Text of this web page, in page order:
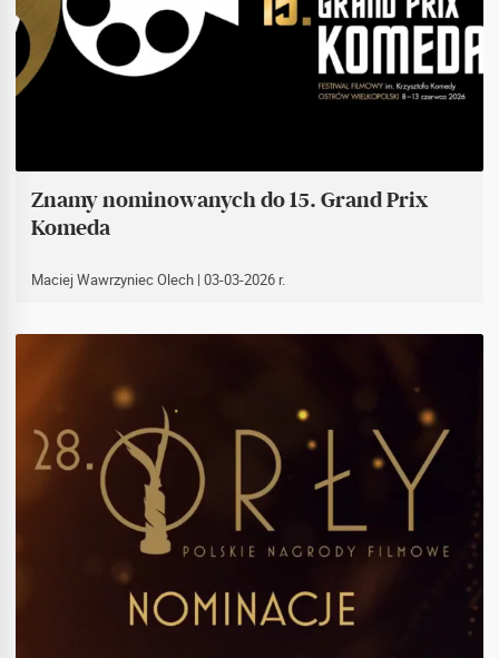
Znamy nominowanych do 15. Grand Prix
Komeda
Maciej Wawrzyniec Olech | 03-03-2026 r.